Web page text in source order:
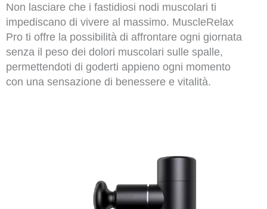
Non lasciare che i fastidiosi nodi muscolari ti
impediscano di vivere al massimo. MuscleRelax
Pro ti offre la possibilità di affrontare ogni giornata
senza il peso dei dolori muscolari sulle spalle,
permettendoti di goderti appieno ogni momento
con una sensazione di benessere e vitalità.